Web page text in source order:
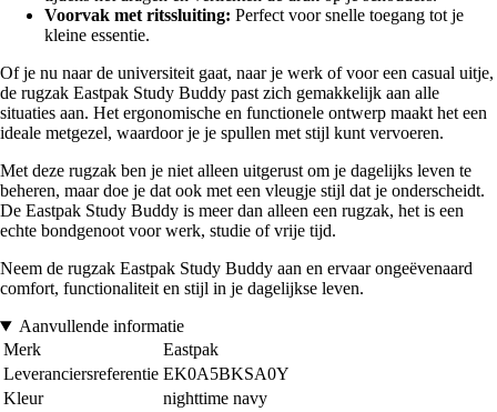
Voorvak met ritssluiting: Perfect voor snelle toegang tot je
kleine essentie.
Of je nu naar de universiteit gaat, naar je werk of voor een casual uitje,
de rugzak Eastpak Study Buddy past zich gemakkelijk aan alle
situaties aan. Het ergonomische en functionele ontwerp maakt het een
ideale metgezel, waardoor je je spullen met stijl kunt vervoeren.
Met deze rugzak ben je niet alleen uitgerust om je dagelijks leven te
beheren, maar doe je dat ook met een vleugje stijl dat je onderscheidt.
De Eastpak Study Buddy is meer dan alleen een rugzak, het is een
echte bondgenoot voor werk, studie of vrije tijd.
Neem de rugzak Eastpak Study Buddy aan en ervaar ongeëvenaard
comfort, functionaliteit en stijl in je dagelijkse leven.
Aanvullende informatie
Merk
Eastpak
Leveranciersreferentie EK0A5BKSA0Y
Kleur
nighttime navy